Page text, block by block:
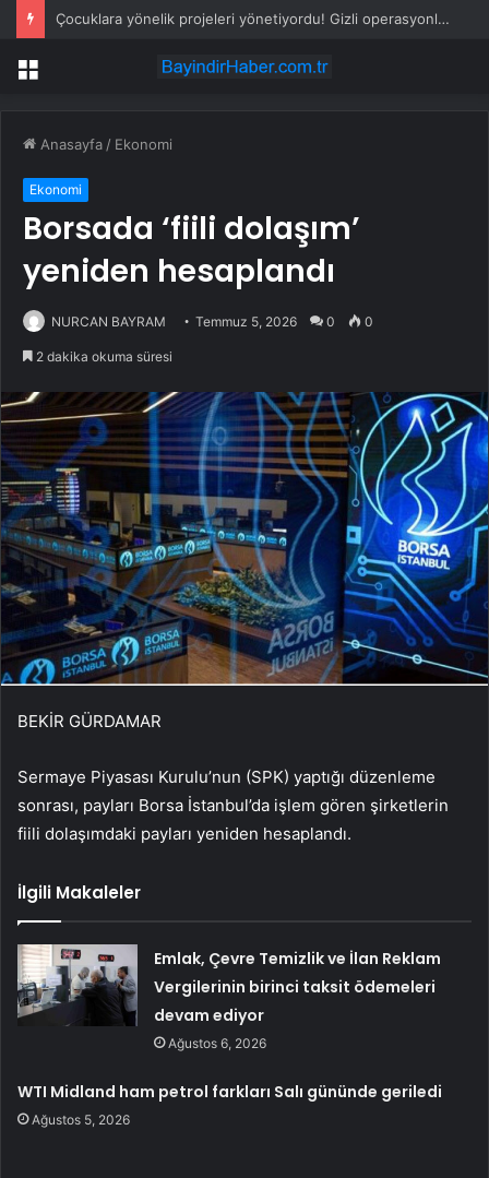
Çocuklara yönelik projeleri yönetiyordu! Gizli operasyonla yakalandı
Menü
Anasayfa / Ekonomi
Ekonomi
Borsada ‘fiili dolaşım’
yeniden hesaplandı
NURCAN BAYRAM Temmuz 5, 2026 0 0
2 dakika okuma süresi
BEKİR GÜRDAMAR
Sermaye Piyasası Kurulu’nun (SPK) yaptığı düzenleme
sonrası, payları Borsa İstanbul’da işlem gören şirketlerin
fiili dolaşımdaki payları yeniden hesaplandı.
İlgili Makaleler
Emlak, Çevre Temizlik ve İlan Reklam
Vergilerinin birinci taksit ödemeleri
devam ediyor
Ağustos 6, 2026
WTI Midland ham petrol farkları Salı gününde geriledi
Ağustos 5, 2026